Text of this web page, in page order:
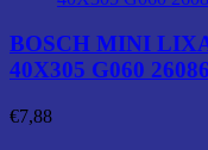
BOSCH MINI
40X305 G060
€7,88